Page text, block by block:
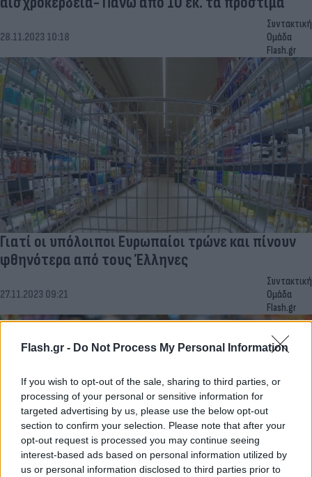
Flash.gr - Do Not Process My Personal Information
If you wish to opt-out of the sale, sharing to third parties, or
processing of your personal or sensitive information for
targeted advertising by us, please use the below opt-out
section to confirm your selection. Please note that after your
opt-out request is processed you may continue seeing
interest-based ads based on personal information utilized by
us or personal information disclosed to third parties prior to
28.11.2023 10:18
Συντακτική
Ομάδα
Flash.gr
Γιατί οι υπόλοιποι Ευρωπαίοι τρώνε και πίνουν
φθηνότερα από τους Έλληνες
27.11.2023 09:21
Συντακτική
Ομάδα
Flash.gr